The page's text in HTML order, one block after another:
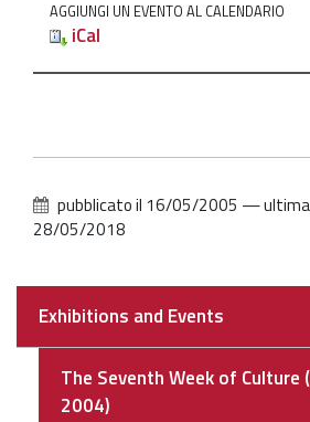
Cultura
20T18:00:00+02:00
La
di
Venezia
per
città
AGGIUNGI UN EVENTO AL CALENDARIO
iCal
pubblicato il 16/05/2005 —
28/05/2018
Navigazione
Exhibitions and Events
The Seventh Week of Culture
2004)